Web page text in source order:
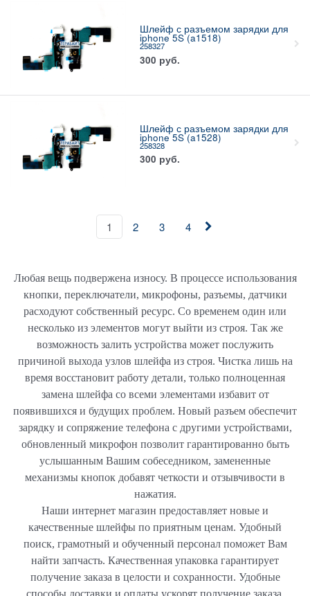
Шлейф с разъемом зарядки для
iphone 5S (a1518)
258327
300 руб.
Шлейф с разъемом зарядки для
iphone 5S (a1528)
258328
300 руб.
1 2 3 4
Любая вещь подвержена износу. В процессе использования
кнопки, переключатели, микрофоны, разъемы, датчики
расходуют собственный ресурс. Со временем один или
несколько из элементов могут выйти из строя. Так же
возможность залить устройства может послужить
причиной выхода узлов шлейфа из строя. Чистка лишь на
время восстановит работу детали, только полноценная
замена шлейфа со всеми элементами избавит от
появившихся и будущих проблем. Новый разъем обеспечит
зарядку и сопряжение телефона с другими устройствами,
обновленный микрофон позволит гарантированно быть
услышанным Вашим собеседником, замененные
механизмы кнопок добавят четкости и отзывчивости в
нажатия.
Наши интернет магазин предоставляет новые и
качественные шлейфы по приятным ценам. Удобный
поиск, грамотный и обученный персонал поможет Вам
найти запчасть. Качественная упаковка гарантирует
получение заказа в целости и сохранности. Удобные
способы доставки и оплаты ускорят получение заказа.